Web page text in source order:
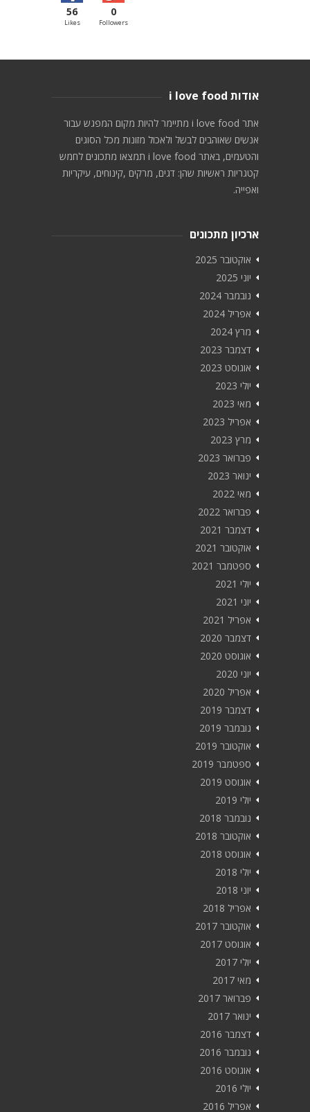
56
Likes
0
Followers
אודות i love food
אתר i love food מתיימר להיות מקום המפגש עבור
אנשים שאוהבים לבשל ולאכול מזונות מכל הסוגים
והטעמים, באתר i love food תמצאו מתכונים לחמש
קטגריות ראשיות שהן: דגים, מרקים ,קינוחים, עיקריות
ואפייה.
ארכיון מתכונים
אוקטובר 2025
יוני 2025
נובמבר 2024
אפריל 2024
מרץ 2024
דצמבר 2023
אוגוסט 2023
יולי 2023
מאי 2023
אפריל 2023
מרץ 2023
פברואר 2023
ינואר 2023
מאי 2022
פברואר 2022
דצמבר 2021
אוקטובר 2021
ספטמבר 2021
יולי 2021
יוני 2021
אפריל 2021
דצמבר 2020
אוגוסט 2020
יוני 2020
אפריל 2020
דצמבר 2019
נובמבר 2019
אוקטובר 2019
ספטמבר 2019
אוגוסט 2019
יולי 2019
נובמבר 2018
אוקטובר 2018
אוגוסט 2018
יולי 2018
יוני 2018
אפריל 2018
אוקטובר 2017
אוגוסט 2017
יולי 2017
מאי 2017
פברואר 2017
ינואר 2017
דצמבר 2016
נובמבר 2016
אוגוסט 2016
יולי 2016
אפריל 2016